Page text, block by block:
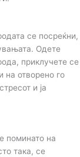
се посреќни,
Одете
приклучете се
на отворено го
и ја
поминато на
така, се